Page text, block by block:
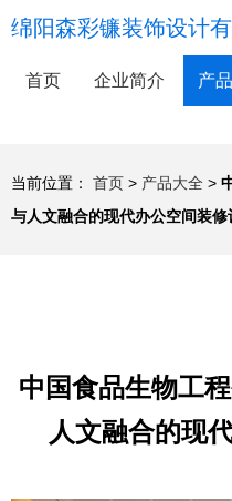
绵阳森彩镰装饰设计
首页 企业简介 产
当前位置： 首页 > 产品大全 >
与人文融合的现代办公空间装修
中国食品生物工
人文融合的现